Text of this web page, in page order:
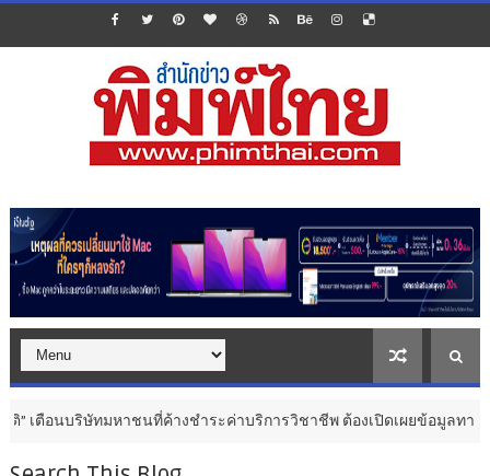
ทมหาชนที่ค้างชำระค่าบริการวิชาชีพ ต้องเปิดเผยข้อมูลทางบัญชีอย่างถู